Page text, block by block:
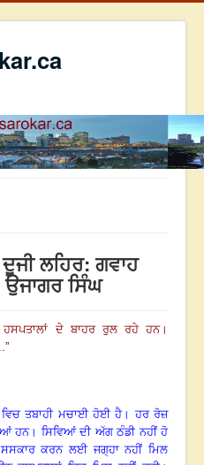
online
ਲਹਿਰ: ਗਵਾਹ
ਸਿੰਘ
ਹਸਪਤਾਲਾਂ ਦੇ ਬਾਹਰ ਰੁਲ ਰਹੇ ਹਨ।
ਵਿਚ ਤਬਾਹੀ ਮਚਾਈ ਹੋਈ ਹੈ । ਹਰ ਰੋਜ਼
ਹਨ। ਸਿਵਿਆਂ ਦੀ ਅੱਗ ਠੰਡੀ ਨਹੀਂ ਹੋ
ਸਸਕਾਰ ਕਰਨ ਲਈ ਜਗ੍ਹਾ ਨਹੀਂ ਮਿਲ